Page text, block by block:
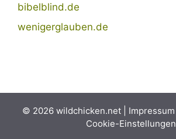
bibelblind.de
wenigerglauben.de
© 2026 wildchicken.net | Impressum
Cookie-Einstellungen